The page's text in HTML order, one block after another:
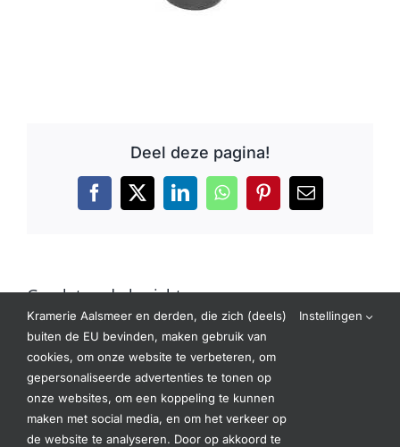
Deel deze pagina!
Facebook
X LinkedInWhatsAppPinterest
E-
Gerelateerde berichten
Kramerie Aalsmeer en derden, die zich (deels)
buiten de EU bevinden, maken gebruik van
cookies, om onze website te verbeteren, om
gepersonaliseerde advertenties te tonen op
onze websites, om een koppeling te kunnen
maken met social media, en om het verkeer op
de website te analyseren. Door op akkoord te
Instellingen